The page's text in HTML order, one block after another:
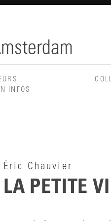
INFOS
Éric Chauvier
LA PETITE